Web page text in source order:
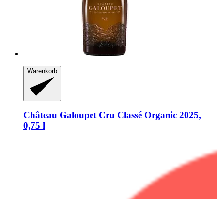
Warenkorb
Château GaloupetCru Classé Organic 2025,
0,75 l